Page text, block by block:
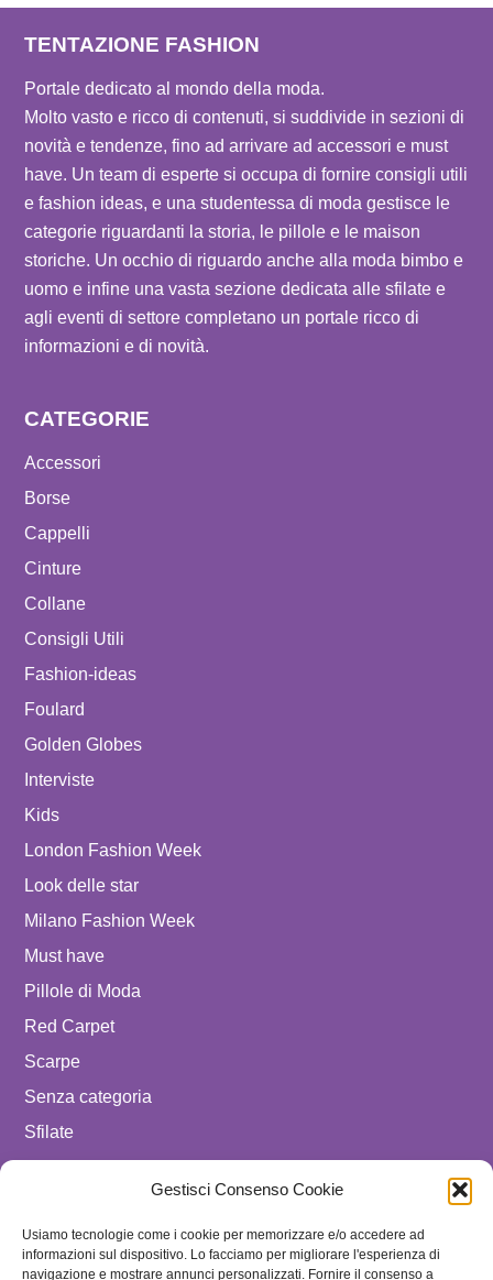
Gestisci Consenso Cookie
Usiamo tecnologie come i cookie per memorizzare e/o accedere ad
informazioni sul dispositivo. Lo facciamo per migliorare l'esperienza di
navigazione e mostrare annunci personalizzati. Fornire il consenso a
TENTAZIONE FASHION
Portale dedicato al mondo della moda.
Molto vasto e ricco di contenuti, si suddivide in sezioni di
novità e tendenze, fino ad arrivare ad accessori e must
have. Un team di esperte si occupa di fornire consigli utili
e fashion ideas, e una studentessa di moda gestisce le
categorie riguardanti la storia, le pillole e le maison
storiche. Un occhio di riguardo anche alla moda bimbo e
uomo e infine una vasta sezione dedicata alle sfilate e
agli eventi di settore completano un portale ricco di
informazioni e di novità.
CATEGORIE
Accessori
Borse
Cappelli
Cinture
Collane
Consigli Utili
Fashion-ideas
Foulard
Golden Globes
Interviste
Kids
London Fashion Week
Look delle star
Milano Fashion Week
Must have
Pillole di Moda
Red Carpet
Scarpe
Senza categoria
Sfilate
Uomo